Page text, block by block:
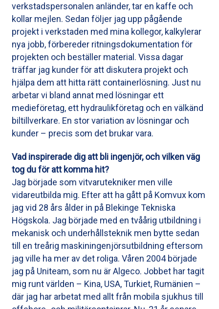
verkstadspersonalen anländer, tar en kaffe och
kollar mejlen. Sedan följer jag upp pågående
projekt i verkstaden med mina kollegor, kalkylerar
nya jobb, förbereder ritningsdokumentation för
projekten och beställer material. Vissa dagar
träffar jag kunder för att diskutera projekt och
hjälpa dem att hitta rätt containerlösning. Just nu
arbetar vi bland annat med lösningar ett
medieföretag, ett hydraulikföretag och en välkänd
biltillverkare. En stor variation av lösningar och
kunder – precis som det brukar vara.
Vad inspirerade dig att bli ingenjör, och vilken väg
tog du för att komma hit?
Jag började som vitvarutekniker men ville
vidareutbilda mig. Efter att ha gått på Komvux kom
jag vid 28 års ålder in på Blekinge Tekniska
Högskola. Jag började med en tvåårig utbildning i
mekanisk och underhållsteknik men bytte sedan
till en treårig maskiningenjörsutbildning eftersom
jag ville ha mer av det roliga. Våren 2004 började
jag på Uniteam, som nu är Algeco. Jobbet har tagit
mig runt världen – Kina, USA, Turkiet, Rumänien –
där jag har arbetat med allt från mobila sjukhus till